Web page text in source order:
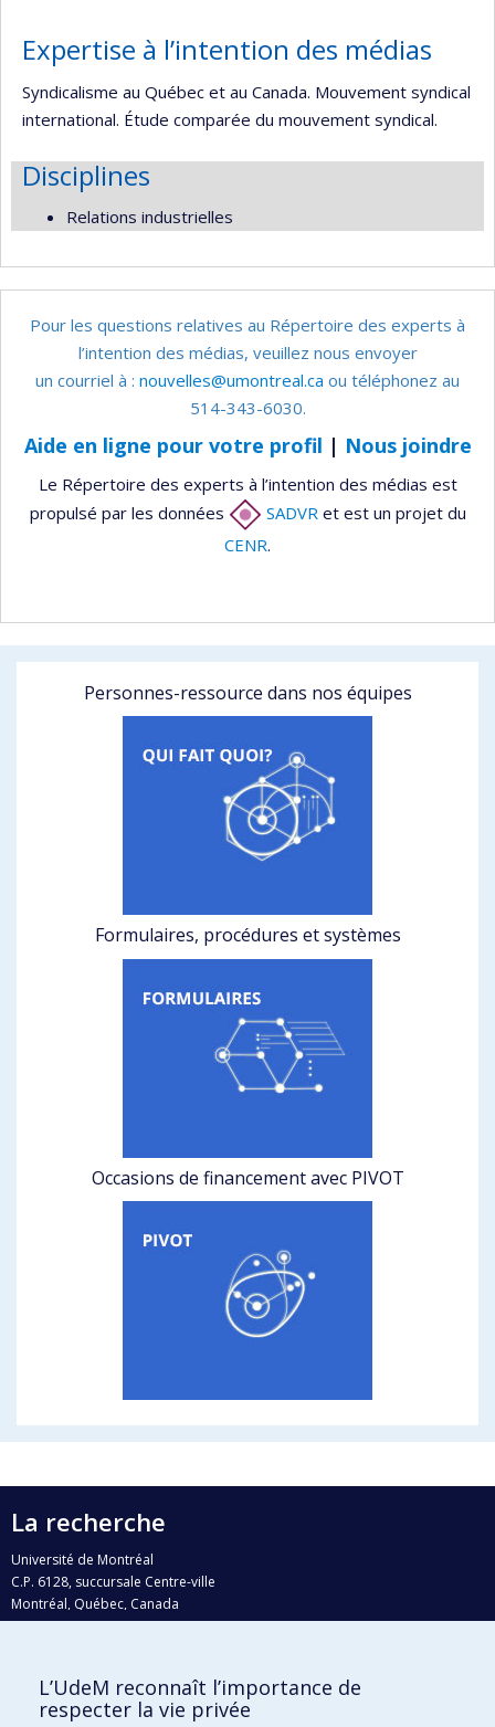
Expertise à l’intention des médias
Syndicalisme au Québec et au Canada. Mouvement syndical
international. Étude comparée du mouvement syndical.
Disciplines
Relations industrielles
Pour les questions relatives au Répertoire des experts à
l’intention des médias, veuillez nous envoyer
un courriel à : nouvelles@umontreal.ca ou téléphonez au
514-343-6030.
Aide en ligne pour votre profil | Nous joindre
Le Répertoire des experts à l’intention des médias est
propulsé par les données
SADVR et est un projet du
CENR.
Personnes-ressource dans nos équipes
Formulaires, procédures et systèmes
Occasions de financement avec PIVOT
La recherche
Université de Montréal
C.P. 6128, succursale Centre-ville
Montréal, Québec, Canada
H3C 3J7
Qui fait quoi?
L’UdeM reconnaît l’importance de
respecter la vie privée